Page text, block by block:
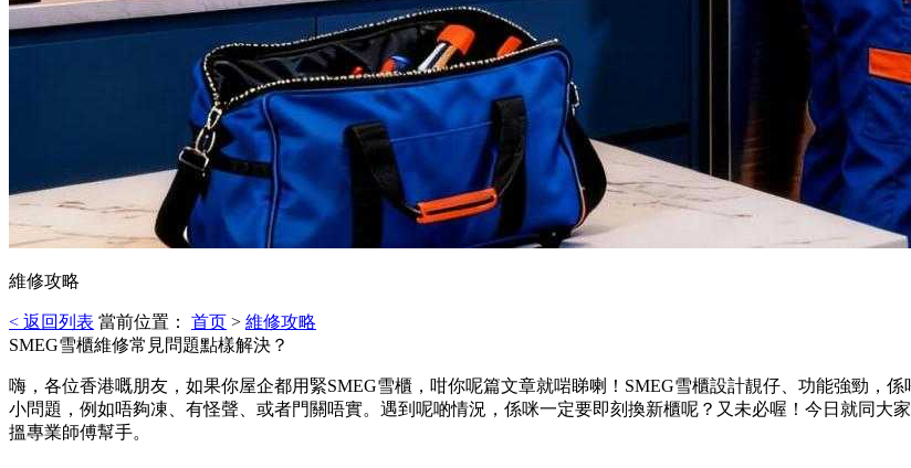
維修攻略
< 返回列表 當前位置： 首页 > 維修攻略
SMEG雪櫃維修常見問題點樣解決？
嗨，各位香港嘅朋友，如果你屋企都用緊SMEG雪櫃，咁你呢篇文章就啱睇喇！SMEG雪櫃設計靚仔、功能強勁，
小問題，例如唔夠凍、有怪聲、或者門關唔實。遇到呢啲情況，係咪一定要即刻換新櫃呢？又未必喔！今日就同大
搵專業師傅幫手。